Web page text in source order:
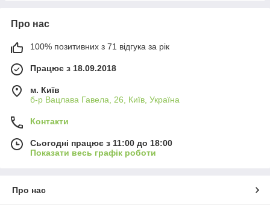
Про нас
100% позитивних з 71 відгука за рік
Працює з 18.09.2018
м. Київ
б-р Вацлава Гавела, 26, Київ, Україна
Контакти
Сьогодні працює з 11:00 до 18:00
Показати весь графік роботи
Про нас